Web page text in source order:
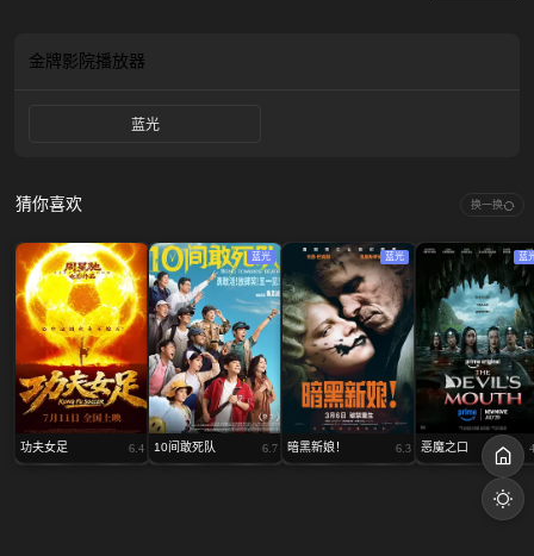
开始席卷整个世界。
金牌影院播放器
蓝光
猜你喜欢 换一换
功夫女足 6.4
蓝光
10间敢死队 6.7
蓝光
暗黑新娘！ 6.3
蓝
恶魔之口